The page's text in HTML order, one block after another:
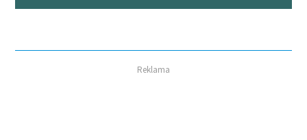
Reklama